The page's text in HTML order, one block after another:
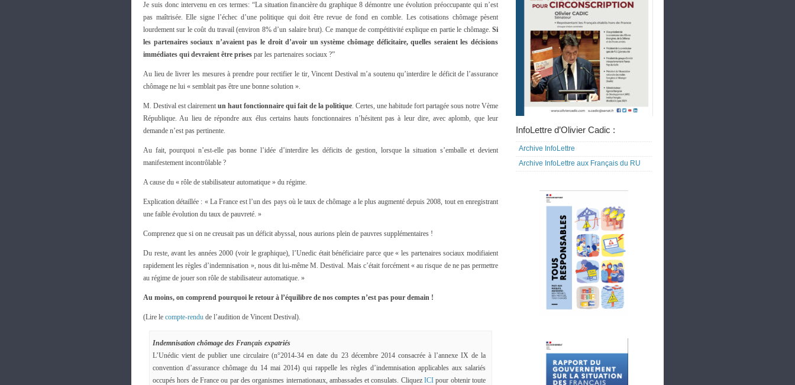
Je suis donc intervenu en ces termes: “La situation financière du graphique 8 démontre une évolution préoccupante qui n’est
pas maîtrisée. Elle signe l’échec d’une politique qui doit être revue de fond en comble. Les cotisations chômage pèsent
lourdement sur le coût du travail (environ 8% d’un salaire brut). Ce manque de compétitivité explique en partie le chômage. Si
les partenaires sociaux n’avaient pas le droit d’avoir un système chômage déficitaire, quelles seraient les décisions
immédiates qui devraient être prises par les partenaires sociaux ?”
Au lieu de livrer les mesures à prendre pour rectifier le tir, Vincent Destival m’a soutenu qu’interdire le déficit de l’assurance
chômage ne lui « semblait pas être une bonne solution ».
M. Destival est clairement un haut fonctionnaire qui fait de la politique. Certes, une habitude fort partagée sous notre Vème
République. Au lieu de répondre aux élus certains hauts fonctionnaires n’hésitent pas à leur dire, avec aplomb, que leur
demande n’est pas pertinente.
Au fait, pourquoi n’est-elle pas bonne l’idée d’interdire les déficits de gestion, lorsque la situation s’emballe et devient
manifestement incontrôlable ?
A cause du « rôle de stabilisateur automatique » du régime.
Explication détaillée : « La France est l’un des pays où le taux de chômage a le plus augmenté depuis 2008, tout en enregistrant
une faible évolution du taux de pauvreté. »
Comprenez que si on ne creusait pas un déficit abyssal, nous aurions plein de pauvres supplémentaires !
Du reste, avant les années 2000 (voir le graphique), l’Unedic était bénéficiaire parce que « les partenaires sociaux modifiaient
rapidement les règles d’indemnisation », nous dit lui-même M. Destival. Mais c’était forcément « au risque de ne pas permettre
au régime de jouer son rôle de stabilisateur automatique. »
Au moins, on comprend pourquoi le retour à l’équilibre de nos comptes n’est pas pour demain !
(Lire le compte-rendu de l’audition de Vincent Destival).
Indemnisation chômage des Français expatriés
L’Unédic vient de publier une circulaire (n°2014-34 en date du 23 décembre 2014 consacrée à l’annexe IX de la
convention d’assurance chômage du 14 mai 2014) qui rappelle les règles d’indemnisation applicables aux salariés
occupés hors de France ou par des organismes internationaux, ambassades et consulats. CliquezICIpour obtenir toute
InfoLettre d’Olivier Cadic :
Archive InfoLettre
Archive InfoLettre aux Français du RU